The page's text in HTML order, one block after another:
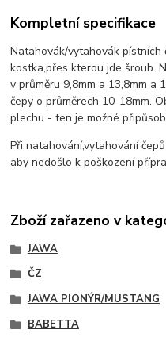
Kompletní specifikace
Natahovák/vytahovák pístních
kostka,přes kterou jde šroub.
v průměru 9,8mm a 13,8mm a
čepy o průměrech 10-18mm.
plechu - ten je možné
Při natahování,vytahování
aby nedošlo k poškození
Zboží zařazeno v
JAWA
ČZ
JAWA PIONÝR/MUSTANG
BABETTA